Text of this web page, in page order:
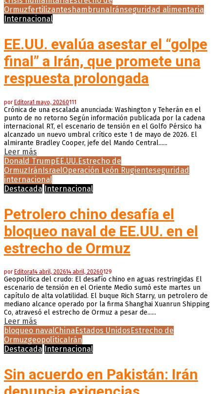
OrmuzfertilizanteshambrunaIránseguridad alimentaria
Internacional
EE.UU. evalúa asestar el “golpe
final” a Irán, que promete una
respuesta prolongada
porEditora1 mayo, 20260111
Crónica de una escalada anunciada: Washington y Teherán en el
punto de no retorno Según información publicada por la cadena
internacional RT, el escenario de tensión en el Golfo Pérsico ha
alcanzado un nuevo umbral crítico este 1 de mayo de 2026. El
almirante Bradley Cooper, jefe del Mando Central......
Leer más
Donald TrumpEE.UU.Estrecho de
OrmuzIránIsraelOperación León Rugienteseguridad
internacional
Destacada Internacional
Petrolero chino desafía el
bloqueo naval de EE.UU. en el
estrecho de Ormuz
por Editora14 abril, 202614 abril, 20260129
Geopolítica del crudo: El desafío chino en aguas restringidas El
escenario de tensión en el Oriente Medio sumó este martes un
capítulo de alta volatilidad. El buque Rich Starry, un petrolero de
mediano alcance operado por la firma Shanghai Xuanrun Shipping
Co, atravesó el estrecho de Ormuz a pesar de......
Leer más
bloqueo navalChina Estados Unidos Estrecho de
Ormuzgeopolítica Irán
Destacada Internacional
Sin acuerdo en Pakistán: Irán